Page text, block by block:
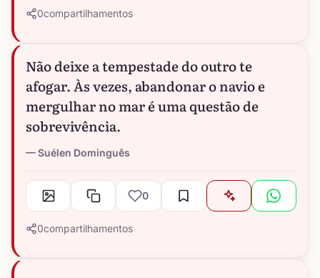
0compartilhamentos
Não deixe a tempestade do outro te
afogar. Às vezes, abandonar o navio e
mergulhar no mar é uma questão de
sobrevivência.
Suélen Dominguês
0
0compartilhamentos